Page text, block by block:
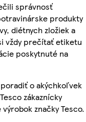
správnosť
produkty
diétnych zložiek a
vždy prečítať etiketu
poskytnuté na
o akýchkoľvek
zákaznícky
značky Tesco.